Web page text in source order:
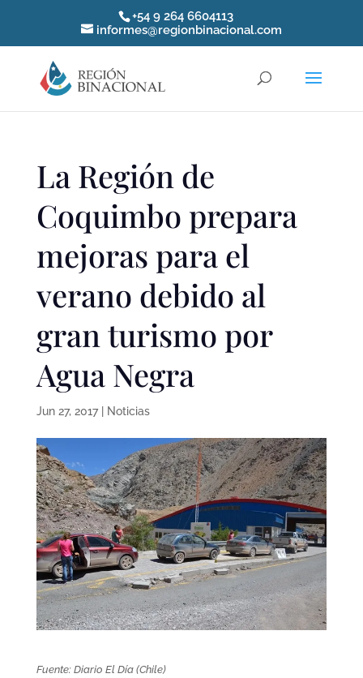
+54 9 264 6604113
informes@regionbinacional.com
La Región de
Coquimbo prepara
mejoras para el
verano debido al
gran turismo por
Agua Negra
Jun 27, 2017| Noticias
Fuente: Diario El Día (Chile)